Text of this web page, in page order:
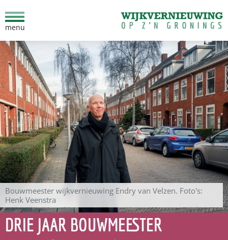
Ga direct naar inhoud
menu
Bouwmeester wijkvernieuwing Endry van Velzen. Foto's:
Henk Veenstra
DRIE JAAR BOUWMEESTER